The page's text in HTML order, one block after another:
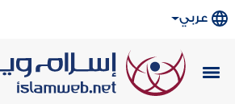
عربي